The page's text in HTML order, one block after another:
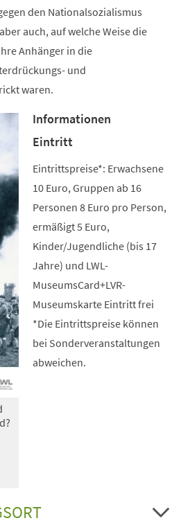
den Nationalsozialismus
auch, auf welche Weise die
Anhänger in die
und
waren.
Informationen
Eintritt
Eintrittspreise*: Erwachsene
10 Euro, Gruppen ab 16
Personen 8 Euro pro Person,
ermäßigt 5 Euro,
Kinder/Jugendliche (bis 17
Jahre) und LWL-
MuseumsCard+LVR-
Museumskarte Eintritt frei
*Die Eintrittspreise können
bei Sonderveranstaltungen
abweichen.